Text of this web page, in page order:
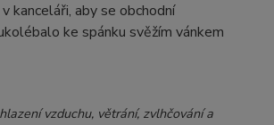
kanceláři, aby se obchodní
ke spánku svěžím vánkem
vzduchu, větrání, zvlhčování a